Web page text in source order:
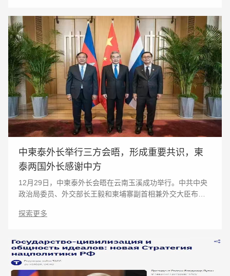
中柬泰外长举行三方会晤，形成重要共识，柬
泰两国外长感谢中方
12月29日，中柬泰外长会晤在云南玉溪成功举行。中共中央
政治局委员、外交部长王毅和柬埔寨副首相兼外交大臣布拉
示，柬泰边境冲突爆发以来，中方秉持习近平主席提
探索更多